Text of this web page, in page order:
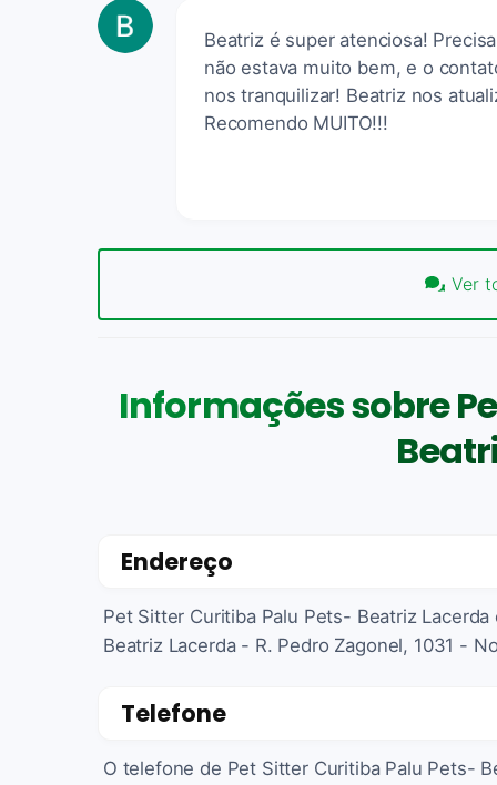
Beatriz é super atenciosa!
não estava muito bem, e o
nos tranquilizar! Beatriz nos
Recomendo MUITO!!!
Ver
Informações sobre
Endereço
Pet Sitter Curitiba Palu Pets- Beatriz
Beatriz Lacerda - R. Pedro Zagonel, 1031 -
Telefone
O telefone de Pet Sitter Curitiba Palu Pets-